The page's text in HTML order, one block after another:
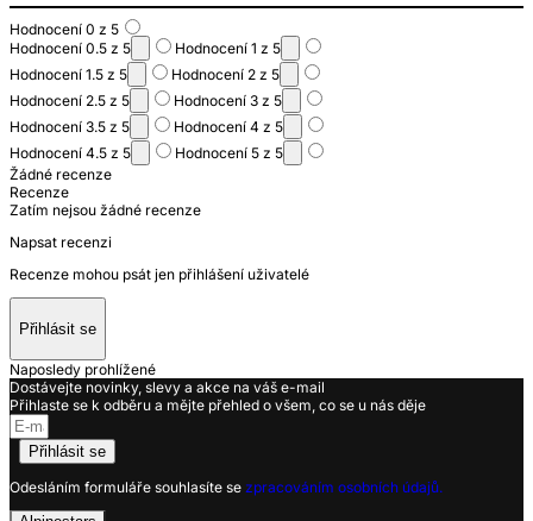
Hodnocení 0 z 5
Hodnocení 0.5 z 5
Hodnocení 1 z 5
Hodnocení 1.5 z 5
Hodnocení 2 z 5
Hodnocení 2.5 z 5
Hodnocení 3 z 5
Hodnocení 3.5 z 5
Hodnocení 4 z 5
Hodnocení 4.5 z 5
Hodnocení 5 z 5
Žádné recenze
Recenze
Zatím nejsou žádné recenze
Napsat recenzi
Recenze mohou psát jen přihlášení uživatelé
Přihlásit se
Naposledy prohlížené
Dostávejte novinky, slevy a akce na váš e-mail
Přihlaste se k odběru a mějte přehled o všem, co se u nás děje
Přihlásit se
Odesláním formuláře souhlasíte se zpracováním osobních údajů.